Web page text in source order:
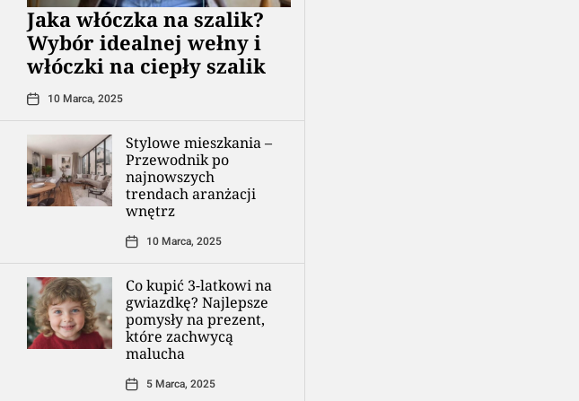
Jaka włóczka na szalik?
Wybór idealnej wełny i
włóczki na ciepły szalik
10 Marca, 2025
Stylowe mieszkania –
Przewodnik po
najnowszych
trendach aranżacji
wnętrz
10 Marca, 2025
Co kupić 3-latkowi na
gwiazdkę? Najlepsze
pomysły na prezent,
które zachwycą
malucha
5 Marca, 2025